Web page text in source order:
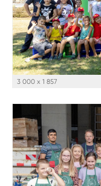
3 000 x 1 857